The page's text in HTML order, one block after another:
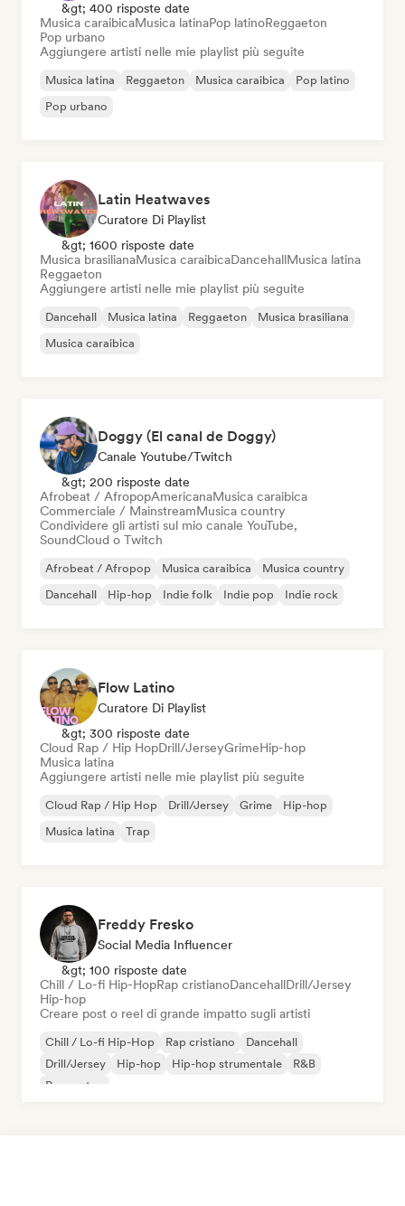
&gt; 400 risposte date
Musica caraibicaMusica latinaPop latinoReggaeton
Pop urbano
Aggiungere artisti nelle mie playlist più seguite
Musica latina Reggaeton Musica caraibica
Pop latino
Pop urbano
Latin Heatwaves
Curatore Di Playlist
&gt; 1600 risposte date
Musica brasilianaMusica caraibicaDancehallMusica latina
Reggaeton
Aggiungere artisti nelle mie playlist più seguite
Dancehall Musica latina Reggaeton
Musica brasiliana
Musica caraibica
Doggy (El canal de Doggy)
Canale Youtube/Twitch
&gt; 200 risposte date
Afrobeat / AfropopAmericanaMusica caraibica
Commerciale / MainstreamMusica country
Condividere gli artisti sul mio canale YouTube,
SoundCloud o Twitch
Afrobeat / Afropop Musica caraibica
Musica country
Dancehall
Hip-hop Indie folk Indie pop Indie rock
Flow Latino
Curatore Di Playlist
&gt; 300 risposte date
Cloud Rap / Hip HopDrill/JerseyGrimeHip-hop
Musica latina
Aggiungere artisti nelle mie playlist più seguite
Cloud Rap / Hip Hop Drill/Jersey Grime
Hip-hop
Musica latina
Trap
Freddy Fresko
Social Media Influencer
&gt; 100 risposte date
Chill / Lo-fi Hip-HopRap cristianoDancehallDrill/Jersey
Hip-hop
Creare post o reel di grande impatto sugli artisti
Chill / Lo-fi Hip-Hop Rap cristiano
Dancehall
Drill/Jersey
Hip-hop Hip-hop strumentale
R&B
Reggaeton